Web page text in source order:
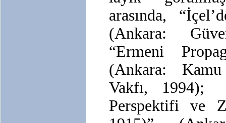
arasında,
(Ankara:
“Ermeni
(Ankara:
Vakfı, 1994);
Perspektifi ve